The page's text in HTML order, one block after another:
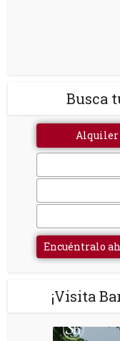
Busca
Alquiler
Encuéntralo
¡Visita